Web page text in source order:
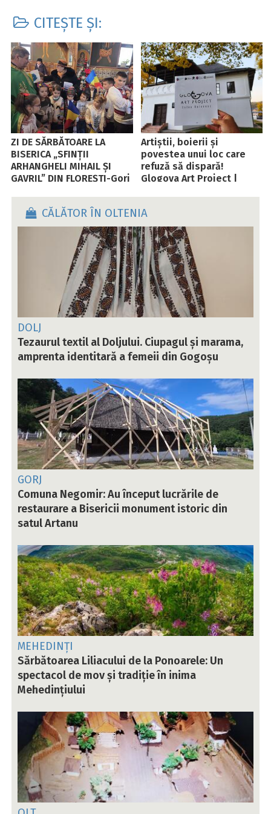
CITEȘTE ȘI:
ZI DE SĂRBĂTOARE LA
BISERICA „SFINȚII
ARHANGHELI MIHAIL ȘI
GAVRIL” DIN FLOREȘTI-Gorj
Artiștii, boierii și
povestea unui loc care
refuză să dispară!
Glogova Art Project |
revitalizare culturală în
mediul rural
CĂLĂTOR ÎN OLTENIA
DOLJ
Tezaurul textil al Doljului. Ciupagul și marama,
amprenta identitară a femeii din Gogoșu
GORJ
Comuna Negomir: Au început lucrările de
restaurare a Bisericii monument istoric din
satul Artanu
MEHEDINȚI
Sărbătoarea Liliacului de la Ponoarele: Un
spectacol de mov și tradiție în inima
Mehedințiului